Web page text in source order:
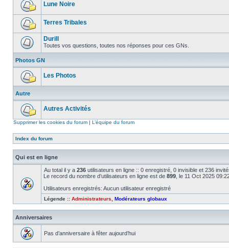
Lune Noire
Terres Tribales
Durill
Toutes vos questions, toutes nos réponses pour ces GNs.
Photos GN
Les Photos
Autre
Autres Activités
Supprimer les cookies du forum | L’équipe du forum
Index du forum
Qui est en ligne
Au total il y a 236 utilisateurs en ligne :: 0 enregistré, 0 invisible et 236
Le record du nombre d’utilisateurs en ligne est de 899 , le 11 Oct 2025
Utilisateurs enregistrés: Aucun utilisateur enregistré
Légende :: Administrateurs Modérateurs globaux
Anniversaires
Pas d’anniversaire à fêter aujourd’hui